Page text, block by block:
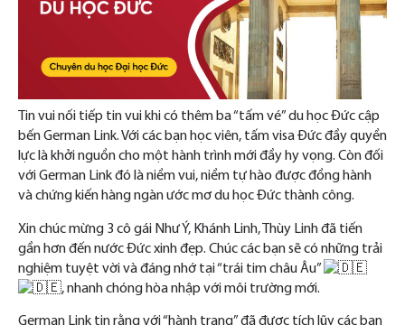
Tin vui nối tiếp tin vui khi có thêm ba “tấm vé” du học Đức cập
bến German Link. Với các bạn học viên, tấm visa Đức đầy quyền
lực là khởi nguồn cho một hành trình mới đầy hy vọng. Còn đối
với German Link đó là niềm vui, niềm tự hào được đồng hành
và chứng kiến hàng ngàn ước mơ du học Đức thành công.
Xin chúc mừng 3 cô gái Như Ý, Khánh Linh, Thùy Linh đã tiến
gần hơn đến nước Đức xinh đẹp. Chúc các bạn sẽ có những trải
nghiệm tuyệt vời và đáng nhớ tại “trái tim châu Âu”
, nhanh chóng hòa nhập với môi trường mới.
German Link tin rằng với “hành trang” đã được tích lũy các bạn